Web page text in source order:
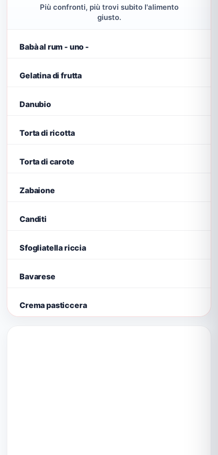
Più confronti, più trovi subito l'alimento
giusto.
Babà al rum - uno -
Gelatina di frutta
Danubio
Torta di ricotta
Torta di carote
Zabaione
Canditi
Sfogliatella riccia
Bavarese
Crema pasticcera